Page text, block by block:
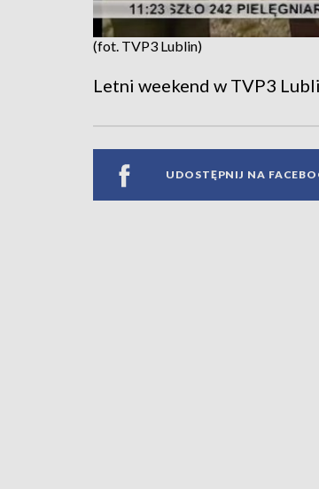
(fot. TVP3 Lublin)
Letni weekend w TVP3
UDOSTĘPNIJ NA